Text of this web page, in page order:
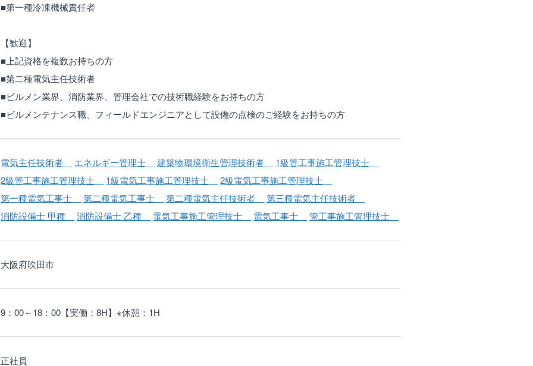
■第一種冷凍機械責任者
【歓迎】
■上記資格を複数お持ちの方
■第二種電気主任技術者
■ビルメン業界、消防業界、管理会社での技術職経験をお持ちの方
■ビルメンテナンス職、フィールドエンジニアとして設備の点検のご経験をお持ちの方
電気主任技術者 エネルギー管理士 建築物環境衛生管理技術者
1級管工事施工管理技士
2級管工事施工管理技士
1級電気工事施工管理技士
2級電気工事施工管理技士
第一種電気工事士
第二種電気工事士 第二種電気主任技術者
第三種電気主任技術者
消防設備士 甲種
消防設備士 乙種 電気工事施工管理技士 電気工事士 管工事施工管理技士
大阪府吹田市
9：00～18：00【実働：8H】※休憩：1H
正社員